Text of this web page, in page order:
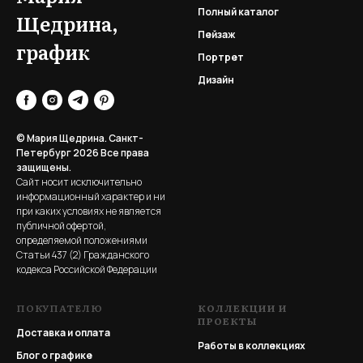
Щедрина,
график
© Мария Щедрина. Санкт-
Петербург 2026Все права
защищены.
Сайт носит исключительно
информационный характер и ни
при каких условиях не является
публичной офертой,
определяемой положениями
Статьи 437 (2) Гражданского
кодекса Российской Федерации
Полный каталог
Пейзаж
Портрет
Дизайн
ПОКУПАТЕЛЮ
Доставка и оплата
Блог о графике
КОЛЛЕКЦИИ И
ПРОЕКТЫ
Работы в коллекциях